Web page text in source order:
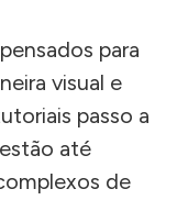
para
visual e
passo a
até
de